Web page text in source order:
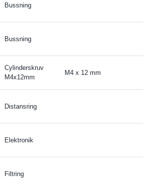
Bussning
Bussning
Cylinderskruv
M4x12mm
M4 x 12 mm
Distansring
Elektronik
Filtring